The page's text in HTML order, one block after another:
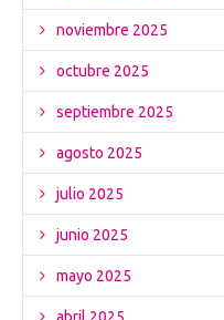
noviembre 2025
octubre 2025
septiembre 2025
agosto 2025
julio 2025
junio 2025
mayo 2025